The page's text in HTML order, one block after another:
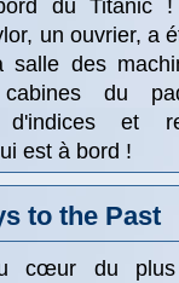
du Titanic
un ouvrier, a
salle des
du
d'indices et
est à bord !
to the Past
cœur du